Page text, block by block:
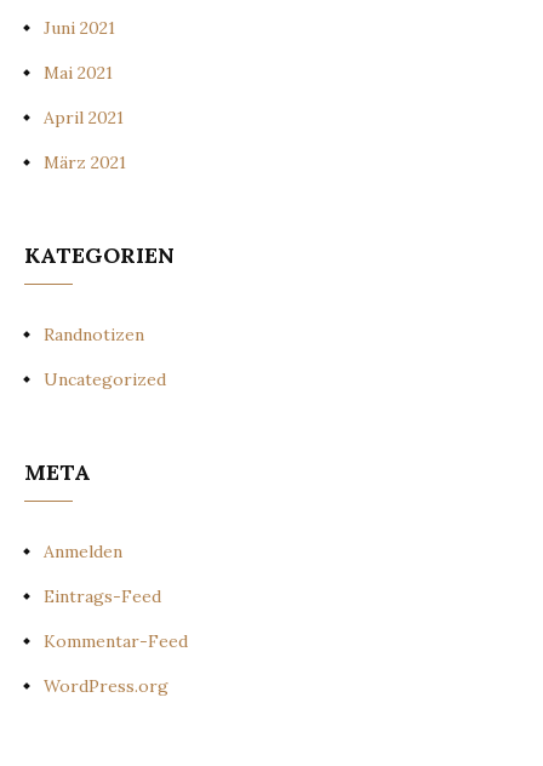
Juni 2021
Mai 2021
April 2021
März 2021
KATEGORIEN
Randnotizen
Uncategorized
META
Anmelden
Eintrags-Feed
Kommentar-Feed
WordPress.org